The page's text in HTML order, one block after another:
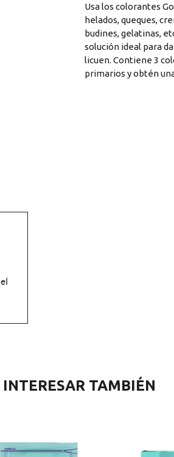
Usa los colorantes
helados, queques,
budines, gelatinas,
solución ideal para
licuen. Contiene 3
primarios y obtén
TAMBIÉN